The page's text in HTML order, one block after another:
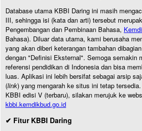
Database utama KBBI Daring ini masih
III, sehingga isi (kata dan arti) tersebut
Pengembangan dan Pembinaan Bahasa,
Bahasa). Diluar data utama, kami berusaha
yang akan diberi keterangan tambahan
dengan "Definisi Eksternal". Semoga semakin
referensi pendidikan di Indonesia dan bisa
luas. Aplikasi ini lebih bersifat sebagai arsip
(link) yang mengarah ke situs ini tetap
KBBI edisi V (terbaru), silakan merujuk ke
kbbi.kemdikbud.go.id
✔ Fitur KBBI Daring